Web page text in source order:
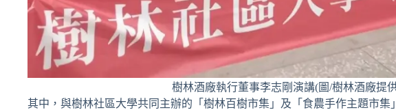
樹林酒廠執行董事李志剛演講(圖/樹林酒廠提
其中，與樹林社區大學共同主辦的「樹林百樹市集」及「食農手作主題市集